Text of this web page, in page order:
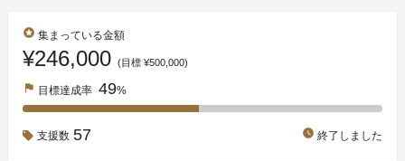
stars 集まっている金額
¥246,000 (目標 ¥500,000)
flag 目標達成率 49%
支援数 57 watch_later 終了しました